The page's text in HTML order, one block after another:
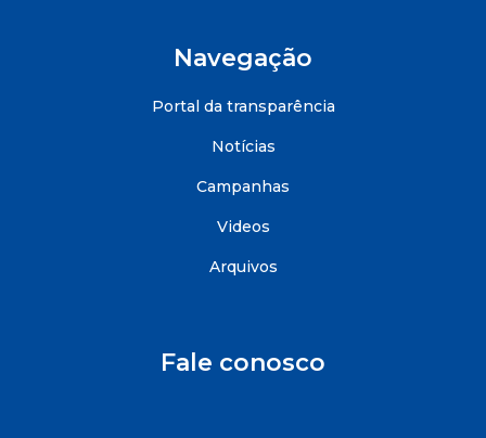
Navegação
Portal da transparência
Notícias
Campanhas
Videos
Arquivos
Fale conosco